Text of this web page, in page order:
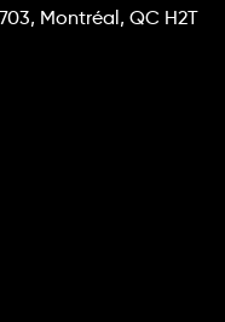
Montréal, QC H2T